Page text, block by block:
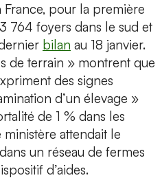
pour la première
764 foyers dans le sud et
bilan au 18 janvier.
de terrain » montrent que
des signes
d’un élevage »
de 1 % dans les
attendait le
un réseau de fermes
d’aides.